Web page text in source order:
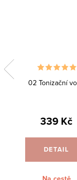
02 Tonizační
339 Kč
DETAIL